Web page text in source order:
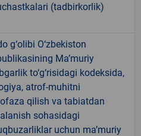
(tadbirkorlik)
g‘olibi O‘zbekiston
Ma’muriy
to‘g‘risidagi kodeksida,
atrof-muhitni
qilish va tabiatdan
sohasidagi
uchun ma’muriy